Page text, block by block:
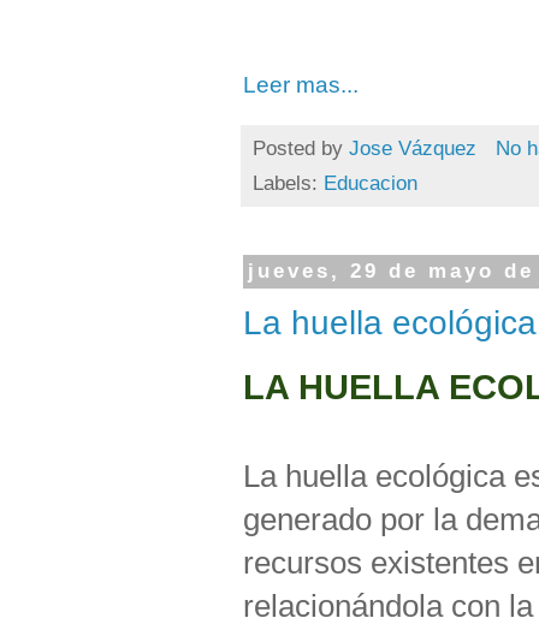
Leer mas...
Posted by Jose Vázquez
No
Labels: Educacion
jueves, 29 de mayo de
La huella
LA HUELLA
La huella ecológica
generado por la
recursos existentes
relacionándola con